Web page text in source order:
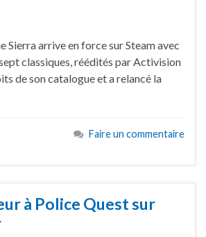
Sierra arrive en force sur Steam avec
classiques, réédités par Activision
de son catalogue et a relancé la
Faire un commentaire
à Police Quest sur